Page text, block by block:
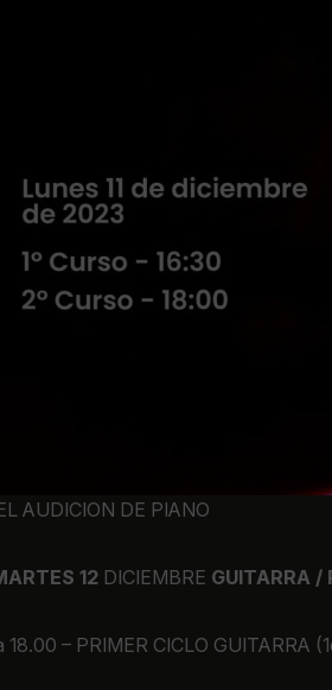
AUDICION DE PIANO
12 DICIEMBRE GUITARRA /
18.00 – PRIMER CICLO GUITARRA